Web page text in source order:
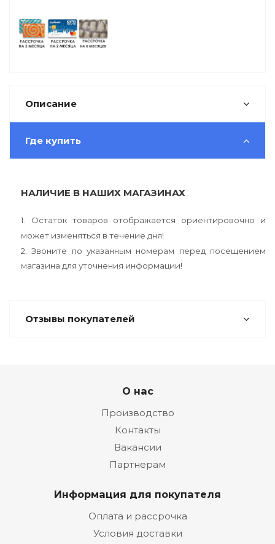
Описание
Где купить
НАЛИЧИЕ В НАШИХ МАГАЗИНАХ
1. Остаток товаров отображается ориентировочно и
может изменяться в течение дня!
2. Звоните по указанным номерам перед посещением
магазина для уточнения информации!
Отзывы покупателей
О нас
Производство
Контакты
Вакансии
Партнерам
Информация для покупателя
Оплата и рассрочка
Условия доставки